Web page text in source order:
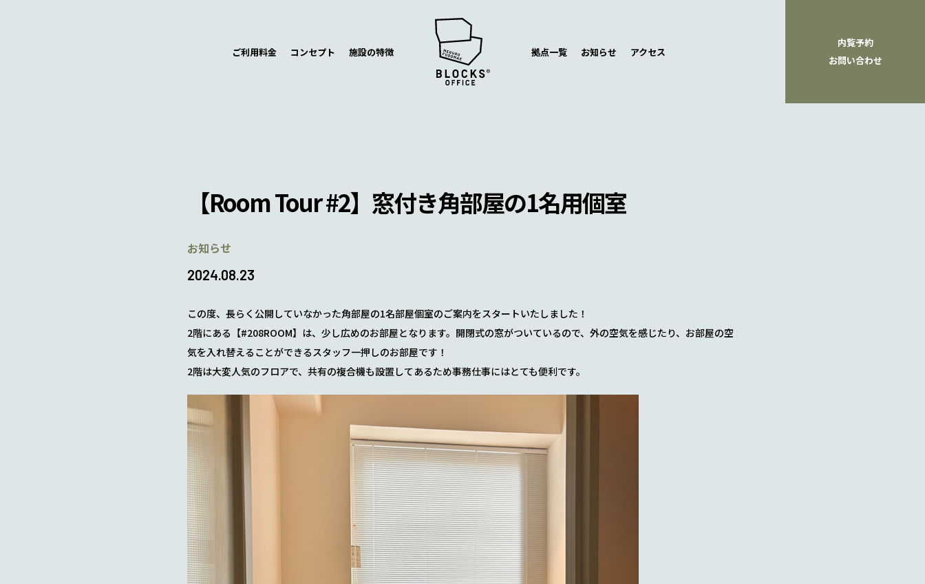
内覧予約
お問い合わせ
ご利用料金 コンセプト 施設の特徴 拠点一覧 お知らせ アクセス
【Room Tour #2】窓付き角部屋の1名用個室
お知らせ
2024.08.23
この度、長らく公開していなかった角部屋の1名部屋個室のご案内をスタートいたしました！
2階にある【#208ROOM】は、少し広めのお部屋となります。開閉式の窓がついているので、外の空気を感じたり、お部屋の空
気を入れ替えることができるスタッフ一押しのお部屋です！
2階は大変人気のフロアで、共有の複合機も設置してあるため事務仕事にはとても便利です。